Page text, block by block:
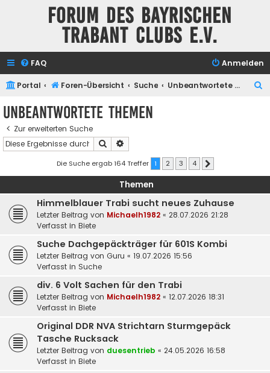
Forum des Bayrischen
Trabant Clubs e.V.
FAQ Anmelden
Portal Foren-Übersicht Suche Unbeantwortete Themen
Unbeantwortete Themen
Zur erweiterten Suche
Suche
Die Suche ergab 164 Treffer 1 2 3 4
Themen
Himmelblauer Trabi sucht neues Zuhause
Letzter Beitrag von Michaelh1982 « 28.07.2026 21:28
Verfasst in Biete
Suche Dachgepäckträger für 601S Kombi
Letzter Beitrag von Guru « 19.07.2026 15:56
Verfasst in Suche
div. 6 Volt Sachen für den Trabi
Letzter Beitrag von Michaelh1982 « 12.07.2026 18:31
Verfasst in Biete
Original DDR NVA Strichtarn Sturmgepäck
Tasche Rucksack
Letzter Beitrag von duesentrieb « 24.05.2026 16:58
Verfasst in Biete